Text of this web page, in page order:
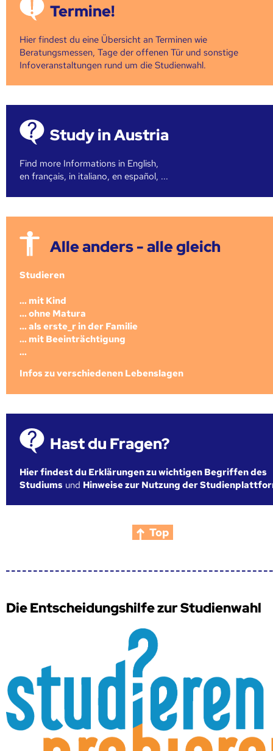
Termine!
Hier findest du eine Übersicht an Terminen wie
Beratungsmessen, Tage der offenen Tür und sonstige
Infoveranstaltungen rund um die Studienwahl.
Study in Austria
Find more Informations in English,
en français, in italiano, en español, ...
Alle anders - alle gleich
Studieren
... mit Kind
... ohne Matura
... als erste_r in der Familie
... mit Beeinträchtigung
...
Infos zu verschiedenen Lebenslagen
Hast du Fragen?
Hier findest du Erklärungen zu wichtigen Begriffen des
Studiums und Hinweise zur Nutzung der
Top
Die Entscheidungshilfe zur Studienwahl